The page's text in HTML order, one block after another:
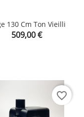
130 Cm Ton Vieilli
Prix
509,00 €
favorite_border